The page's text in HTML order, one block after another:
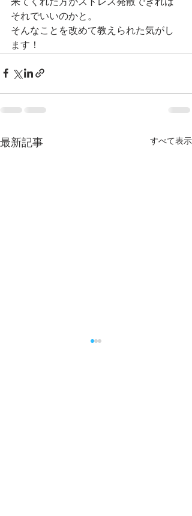
それでいいのかと。
そんなことを改めて教えられた気がし
ます！
最新記事 すべて表示